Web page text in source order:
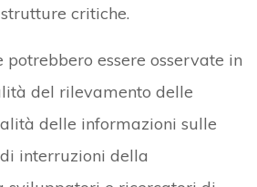
critiche.
potrebbero essere osservate in
del rilevamento delle
delle informazioni sulle
interruzioni della